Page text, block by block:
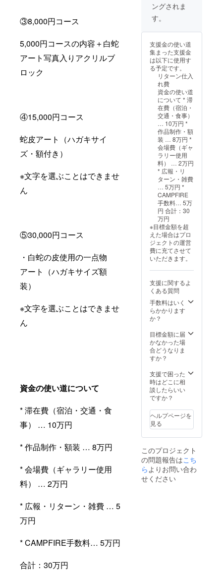
③8,000円コース
5,000円コースの内容＋白蛇
アート写真入りアクリルブ
ロック
④15,000円コース
蛇皮アート（ハガキサイ
ズ・額付き）
※文字を選ぶことはできませ
ん
⑤30,000円コース
・白蛇の皮使用の一点物
アート（ハガキサイズ額
装）
※文字を選ぶことはできませ
ん
資金の使い道について
* 滞在費（宿泊・交通・食
事） … 10万円
* 作品制作・額装 … 8万円
* 会場費（ギャラリー使用
料） … 2万円
* 広報・リターン・雑費 … 5
万円
* CAMPFIRE手数料… 5万円
合計：30万円
ングされま
す。
支援金の使い道
集まった支援金
は以下に使用す
る予定です。
リターン仕入
れ費
資金の使い道
について * 滞
在費（宿泊・
交通・食事）
… 10万円 *
作品制作・額
装 … 8万円 *
会場費（ギャ
ラリー使用
料） … 2万円
* 広報・リ
ターン・雑費
… 5万円 *
CAMPFIRE
手数料… 5万
円 合計：30
万円
※目標金額を超
えた場合はプロ
ジェクトの運営
費に充てさせて
いただきます。
支援に関するよ
くある質問
手数料はいく
らかかります
か？
目標金額に届
かなかった場
合どうなりま
すか？
支援で困った
時はどこに相
談したらいい
ですか？
ヘルプページを
見る
このプロジェクト
の問題報告はこち
らよりお問い合わ
せください